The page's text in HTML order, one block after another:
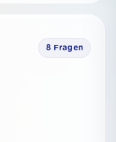
8 Fragen